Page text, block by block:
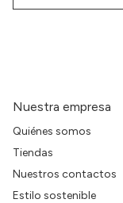
Nuestra empresa
Quiénes somos
Tiendas
Nuestros contactos
Estilo sostenible